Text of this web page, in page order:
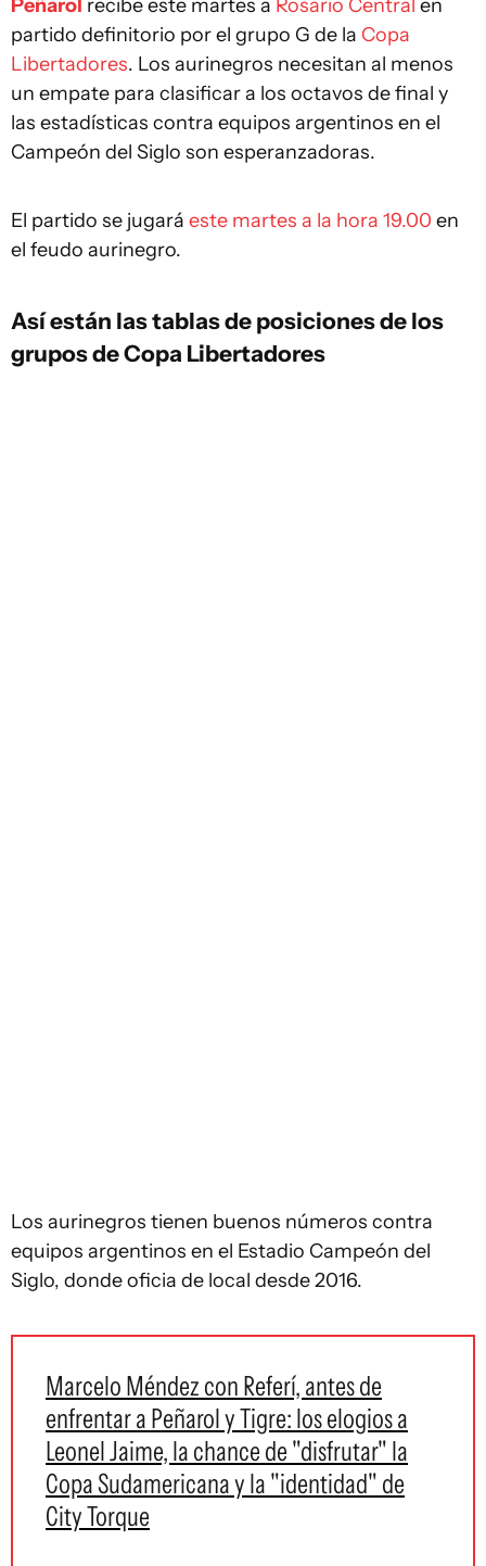
Peñarol recibe este martes a Rosario Central en
partido definitorio por el grupo G de la Copa
Libertadores. Los aurinegros necesitan al menos
un empate para clasificar a los octavos de final y
las estadísticas contra equipos argentinos en el
Campeón del Siglo son esperanzadoras.
El partido se jugará este martes a la hora 19.00 en
el feudo aurinegro.
Así están las tablas de posiciones de los
grupos de Copa Libertadores
Los aurinegros tienen buenos números contra
equipos argentinos en el Estadio Campeón del
Siglo, donde oficia de local desde 2016.
Marcelo Méndez con Referí, antes de
enfrentar a Peñarol y Tigre: los elogios a
Leonel Jaime, la chance de "disfrutar" la
Copa Sudamericana y la "identidad" de
City Torque